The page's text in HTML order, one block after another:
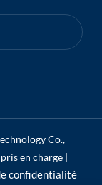
Co.,
en charge |
confidentialité